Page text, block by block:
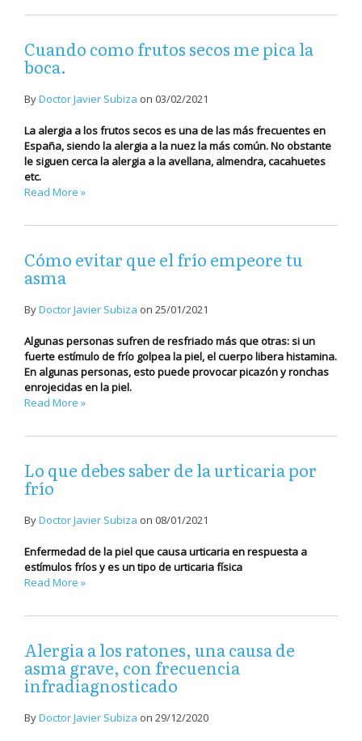
Cuando como frutos secos me pica la
boca.
ByDoctor Javier Subiza on 03/02/2021
La alergia a los frutos secos es una de las más frecuentes en
España, siendo la alergia a la nuez la más común. No obstante
le siguen cerca la alergia a la avellana, almendra, cacahuetes
etc.
Read More »
Cómo evitar que el frío empeore tu
asma
ByDoctor Javier Subiza on 25/01/2021
Algunas personas sufren de resfriado más que otras: si un
fuerte estímulo de frío golpea la piel, el cuerpo libera histamina.
En algunas personas, esto puede provocar picazón y ronchas
enrojecidas en la piel.
Read More »
Lo que debes saber de la urticaria por
frío
ByDoctor Javier Subiza on 08/01/2021
Enfermedad de la piel que causa urticaria en respuesta a
estímulos fríos y es un tipo de urticaria física
Read More »
Alergia a los ratones, una causa de
asma grave, con frecuencia
infradiagnosticado
ByDoctor Javier Subiza on 29/12/2020